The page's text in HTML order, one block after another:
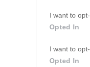
I want to
Opted In
I want to
Opted In